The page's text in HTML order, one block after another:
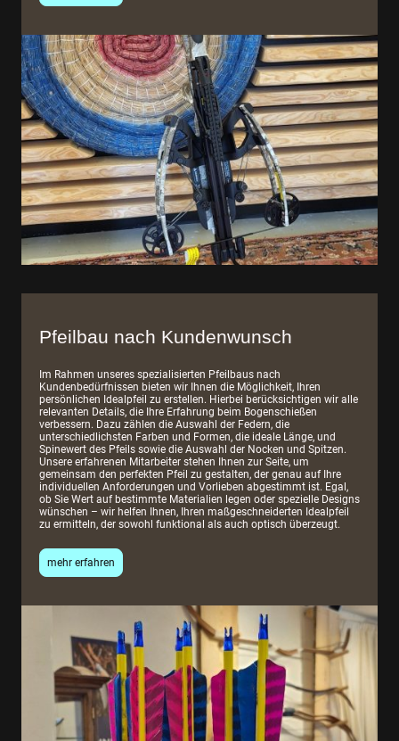
Pfeilbau nach Kundenwunsch
Im Rahmen unseres spezialisierten Pfeilbaus nach
Kundenbedürfnissen bieten wir Ihnen die Möglichkeit, Ihren
persönlichen Idealpfeil zu erstellen. Hierbei berücksichtigen wir alle
relevanten Details, die Ihre Erfahrung beim Bogenschießen
verbessern. Dazu zählen die Auswahl der Federn, die
unterschiedlichsten Farben und Formen, die ideale Länge, und
Spinewert des Pfeils sowie die Auswahl der Nocken und Spitzen.
Unsere erfahrenen Mitarbeiter stehen Ihnen zur Seite, um
gemeinsam den perfekten Pfeil zu gestalten, der genau auf Ihre
individuellen Anforderungen und Vorlieben abgestimmt ist. Egal,
ob Sie Wert auf bestimmte Materialien legen oder spezielle Designs
wünschen – wir helfen Ihnen, Ihren maßgeschneiderten Idealpfeil
zu ermitteln, der sowohl funktional als auch optisch überzeugt.
mehr erfahren